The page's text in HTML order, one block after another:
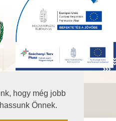
hogy még jobb
Önnek.
nyilatkozat